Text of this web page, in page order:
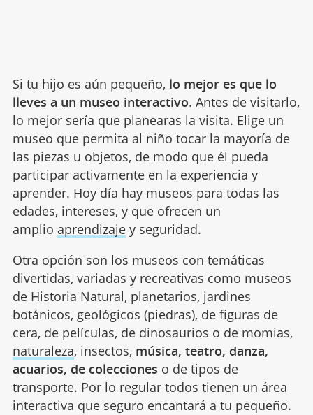
Si tu hijo es aún pequeño, lo mejor es que lo
lleves a un museo interactivo. Antes de visitarlo,
lo mejor sería que planearas la visita. Elige un
museo que permita al niño tocar la mayoría de
las piezas u objetos, de modo que él pueda
participar activamente en la experiencia y
aprender. Hoy día hay museos para todas las
edades, intereses, y que ofrecen un
amplio aprendizajey seguridad.
Otra opción son los museos con temáticas
divertidas, variadas y recreativas como museos
de Historia Natural, planetarios, jardines
botánicos, geológicos (piedras), de figuras de
cera, de películas, de dinosaurios o de momias,
naturaleza, insectos, música, teatro, danza,
acuarios, de colecciones o de tipos de
transporte. Por lo regular todos tienen un área
interactiva que seguro encantará a tu pequeño.